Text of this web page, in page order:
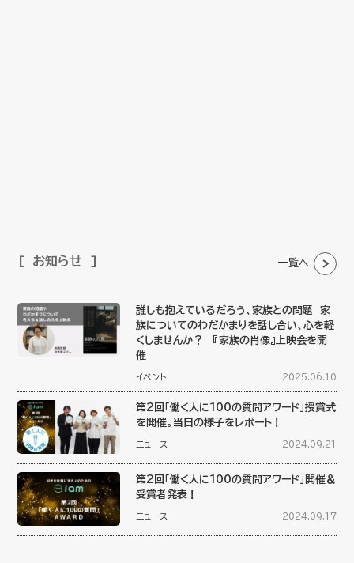
お知らせ 一覧へ
誰しも抱えているだろう、家族との問題 家
族についてのわだかまりを話し合い、心を軽
くしませんか？ 『家族の肖像』上映会を開
催
イベント 2025.06.10
第2回「働く人に100の質問アワード」授賞式
を開催。当日の様子をレポート！
ニュース 2024.09.21
第2回「働く人に100の質問アワード」開催＆
受賞者発表！
ニュース 2024.09.17